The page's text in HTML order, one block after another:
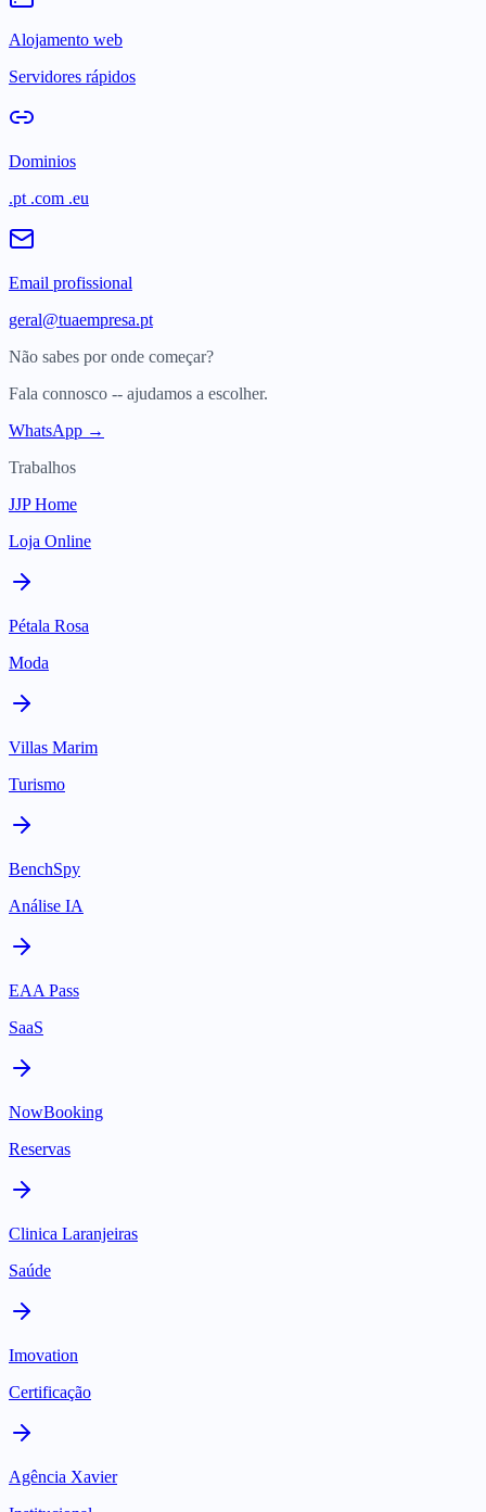
Alojamento web
Servidores rápidos
Dominios
.pt .com .eu
Email profissional
geral@tuaempresa.pt
Não sabes por onde começar?
Fala connosco -- ajudamos a escolher.
WhatsApp →
Trabalhos
JJP Home
Loja Online
Pétala Rosa
Moda
Villas Marim
Turismo
BenchSpy
Análise IA
EAA Pass
SaaS
NowBooking
Reservas
Clinica Laranjeiras
Saúde
Imovation
Certificação
Agência Xavier